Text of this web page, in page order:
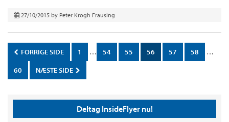
27/10/2015 by Peter Krogh Frausing
FORRIGE SIDE 1 … 54 55 56 57 58
…
60
NÆSTE SIDE
Deltag InsideFlyer nu!